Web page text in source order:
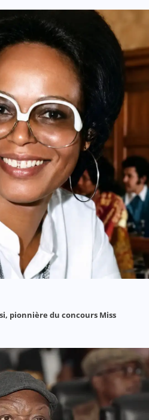
pionnière du concours Miss